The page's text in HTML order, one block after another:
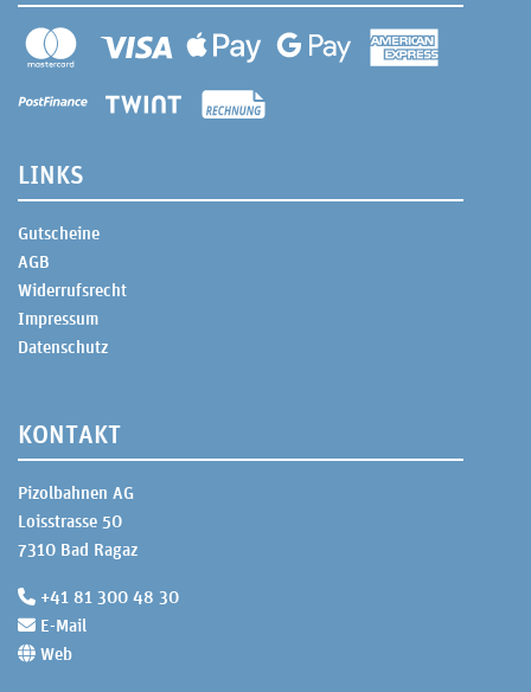
LINKS
Gutscheine
AGB
Widerrufsrecht
Impressum
Datenschutz
KONTAKT
Pizolbahnen AG
Loisstrasse 50
7310 Bad Ragaz
+41 81 300 48 30
E-Mail
Web